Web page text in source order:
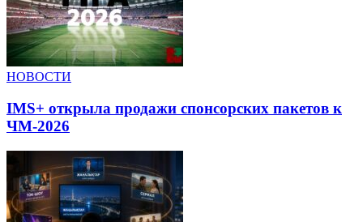
НОВОСТИ
IMS+ открыла продажи спонсорских пакетов к
ЧМ-2026